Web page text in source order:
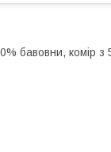
бавовни, комір з